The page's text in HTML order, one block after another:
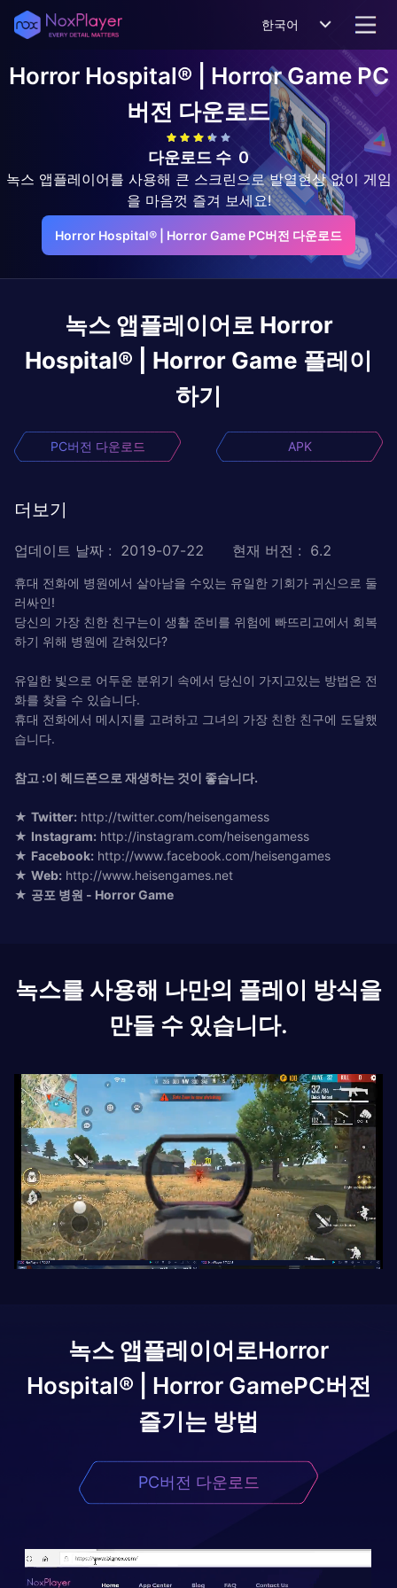
한국어
Horror Hospital® | Horror GamePC
버전 다운로드
다운로드 수 0
녹스 앱플레이어를 사용해 큰 스크린으로 발열현상 없이 게임
을 마음껏 즐겨 보세요!
Horror Hospital® | Horror Game PC버전 다운로드
녹스 앱플레이어로 Horror
Hospital® | Horror Game 플레이
하기
PC버전 다운로드 APK
더보기
업데이트 날짜 : 2019-07-22 현재 버전 : 6.2
휴대 전화에 병원에서 살아남을 수있는 유일한 기회가 귀신으로 둘
러싸인!
당신의 가장 친한 친구는이 생활 준비를 위험에 빠뜨리고에서 회복
하기 위해 병원에 갇혀있다?
유일한 빛으로 어두운 분위기 속에서 당신이 가지고있는 방법은 전
화를 찾을 수 있습니다.
휴대 전화에서 메시지를 고려하고 그녀의 가장 친한 친구에 도달했
습니다.
참고 :이 헤드폰으로 재생하는 것이 좋습니다.
★ Twitter: http://twitter.com/heisengamess
★ Instagram: http://instagram.com/heisengamess
★ Facebook: http://www.facebook.com/heisengames
★ Web: http://www.heisengames.net
★ 공포 병원 - Horror Game
녹스를 사용해 나만의 플레이 방식을
만들 수 있습니다.
녹스 앱플레이어로Horror
Hospital® | Horror GamePC버전
즐기는 방법
PC버전 다운로드